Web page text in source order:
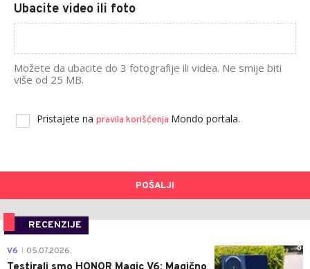
Ubacite video ili foto
Možete da ubacite do 3 fotografije ili videa. Ne smije biti
više od 25 MB.
Pristajete na pravila korišćenja Mondo portala.
POŠALJI
RECENZIJE
0
V6 05.07.2026.